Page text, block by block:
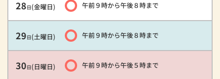
28日(金曜日) 午前９時から午後８時まで
29日(土曜日) 午前９時から午後８時まで
30日(日曜日) 午前９時から午後５時まで